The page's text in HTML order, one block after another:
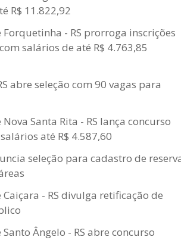
R$ 11.822,92
- RS prorroga inscrições
salários de até R$ 4.763,85
abre seleção com 90 vagas para
Santa Rita - RS lança concurso
até R$ 4.587,60
seleção para cadastro de
- RS divulga retificação de
Ângelo - RS abre concurso